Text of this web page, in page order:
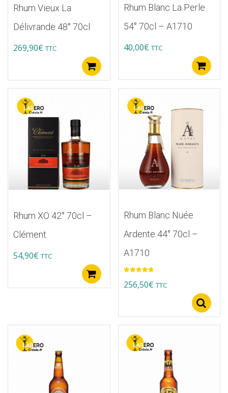
Rhum Vieux La
Délivrande 48° 70cl
269,90€ TTC
Rhum Blanc La Perle
54° 70cl – A1710
40,00€ TTC
Rhum XO 42° 70cl –
Clément
54,90€ TTC
Ajouter au panier
Rhum Blanc Nuée
Ardente 44° 70cl –
A1710
sur 5
256,50€ TTC